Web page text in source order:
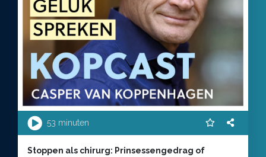
53 minuten
Stoppen als chirurg: Prinsessengedrag of